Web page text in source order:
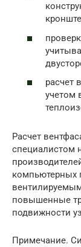
расчет
учетом
Расчет
специалистом
компьютерных
повышенные
подвижности
Примечание.